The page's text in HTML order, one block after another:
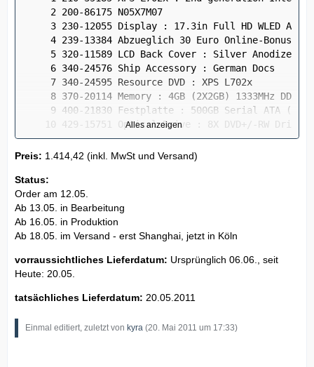
Alles anzeigen
Preis: 1.414,42 (inkl. MwSt und Versand)
Status:
Order am 12.05.
Ab 13.05. in Bearbeitung
Ab 16.05. in Produktion
Ab 18.05. im Versand - erst Shanghai, jetzt in Köln
vorraussichtliches Lieferdatum: Ursprünglich 06.06., seit
Heute: 20.05.
tatsächliches Lieferdatum: 20.05.2011
Einmal editiert, zuletzt von kyra (20. Mai 2011 um 17:33)